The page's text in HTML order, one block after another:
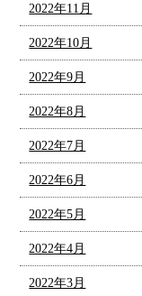
2022年11月
2022年10月
2022年9月
2022年8月
2022年7月
2022年6月
2022年5月
2022年4月
2022年3月